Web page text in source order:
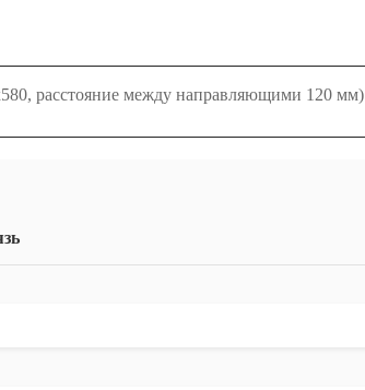
расстояние между направляющими 120 мм)